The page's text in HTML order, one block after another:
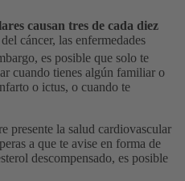
causan tres de cada diez
cáncer, las enfermedades
es posible que solo te
cuando tienes algún familiar o
o ictus, o cuando te
presente la salud cardiovascular
a que te avise en forma de
descompensado, es posible